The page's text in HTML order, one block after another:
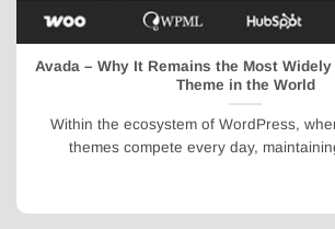
Avada – Why It Remains the Most
Theme in the World
Within the ecosystem of WordPress,
themes compete every day,